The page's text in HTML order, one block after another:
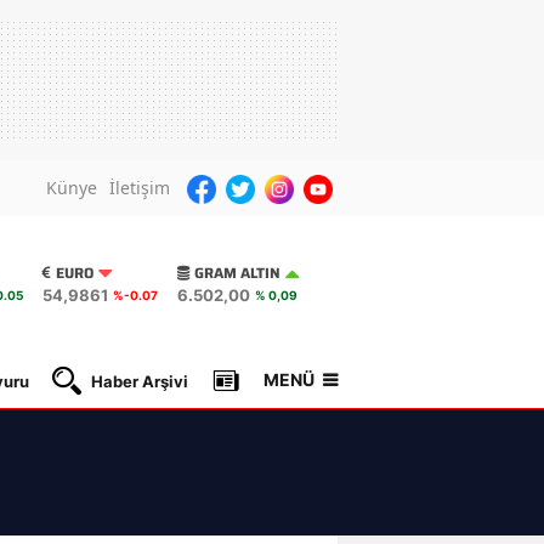
Künye İletişim
EURO
54,9861 %-0.07
GRAM ALTIN
6.502,00 % 0,09
Haber Arşivi Gazete Manşetleri
MENÜ